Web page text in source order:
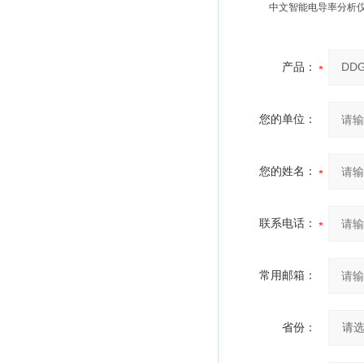
中文智能电导率分析
产品：
您的单位：
您的姓名：
联系电话：
常用邮箱：
省份：